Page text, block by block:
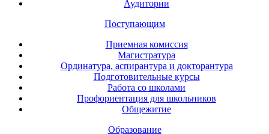
Аудитории
Поступающим
Приемная комиссия
Магистратура
Ординатура, аспирантура и докторантура
Подготовительные курсы
Работа со школами
Профориентация для школьников
Общежитие
Образование